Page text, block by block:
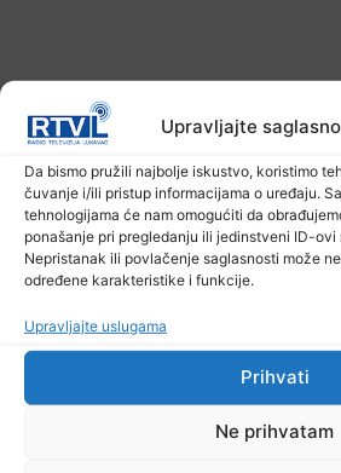
Upravljajte
Da bismo pružili najbolje iskustvo, koristimo
čuvanje i/ili pristup informacijama o uređaju.
tehnologijama će nam omogućiti da
ponašanje pri pregledanju ili jedinstveni ID-
Nepristanak ili povlačenje saglasnosti može
određene karakteristike i funkcije.
Upravljajte uslugama
Prihvati
Ne prihvatam
Upozorenje za narednih
prijete Balkanu, u rizičnoj
6. Augusta 2026.